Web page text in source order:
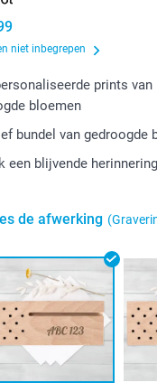
niet inbegrepen
prints
bloemen
bundel van gedroogde
een blijvende herinnering
de afwerking